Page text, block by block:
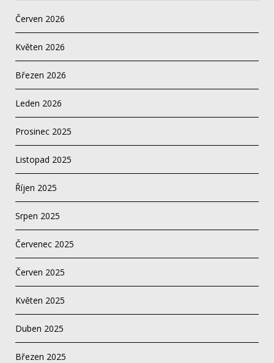
Červen 2026
Květen 2026
Březen 2026
Leden 2026
Prosinec 2025
Listopad 2025
Říjen 2025
Srpen 2025
Červenec 2025
Červen 2025
Květen 2025
Duben 2025
Březen 2025